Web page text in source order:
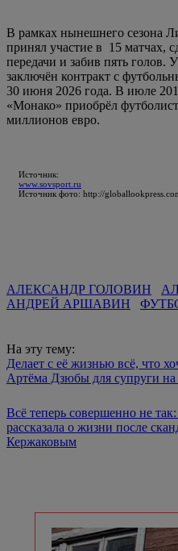
В рамках нынешнего сезона
принял участие в 15 матчах,
передачи и забив пять голов.
заключён контракт с
30 июня 2026 года. В июле
«Монако» приобрёл
миллионов евро.
Источник:
www.sovsport.ru
Источник фото: http://
АЛЕКСАНДР ГОЛОВИН
АНДРЕЙ АРШАВИН
На эту тему:
Делает с её жизнью всё, что
Артёма Дзюбы для супруги на
Всё теперь совершенно не
рассказала о жизни после
Кержаковым